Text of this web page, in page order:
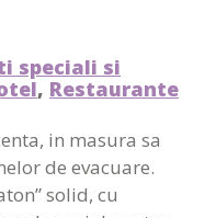
speciali si
, Restaurante
in masura sa
de evacuare.
solid, cu